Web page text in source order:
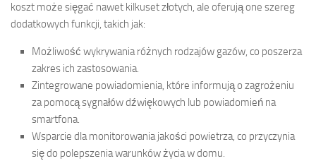
koszt może sięgać nawet kilkuset złotych, ale oferują one szereg
dodatkowych funkcji, takich jak:
Możliwość wykrywania różnych rodzajów gazów, co poszerza
zakres ich zastosowania.
Zintegrowane powiadomienia, które informują o zagrożeniu
za pomocą sygnałów dźwiękowych lub powiadomień na
smartfona.
Wsparcie dla monitorowania jakości powietrza, co przyczynia
się do polepszenia warunków życia w domu.